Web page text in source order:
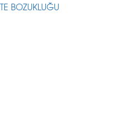
BOZUKLUĞU